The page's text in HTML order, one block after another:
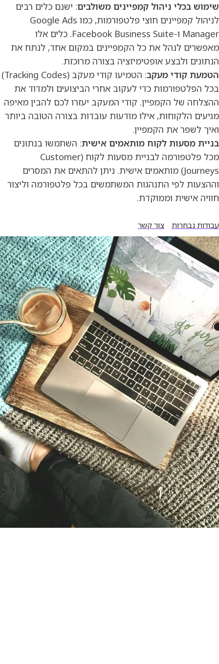
שימוש בכלי ניהול קמפיינים משולבים: ישנם כלים רבים
לניהול קמפיינים חוצי פלטפורמות, כמו Google Ads
Manager ו-Facebook Business Suite. כלים אלו
מאפשרים לנהל את כל הקמפיינים במקום אחד, לנתח את
הנתונים ולבצע אופטימיזציה בצורה מרוכזת.
הטמעת קודי מעקב
: הטמיעו קודי מעקב (Tracking Codes)
בכל הפלטפורמות כדי לעקוב אחרי הביצועים ולמדוד את
ההצלחה של הקמפיין. קודי המעקב יעזרו לכם להבין מאיפה
מגיעים הלקוחות, אילו מודעות עובדות בצורה הטובה ביותר
ואיך לשפר את הקמפיין.
בניית מסעות לקוח מותאמים אישית: השתמשו בנתונים
מכל פלטפורמה לבניית מסעות לקוח (Customer
Journeys) מותאמים אישית. ניתן להתאים את המסרים
וההצעות לפי התנהגות המשתמשים בכל פלטפורמה וליצור
חוויה אישית וממוקדת.
עבודות נבחרות צור קשר